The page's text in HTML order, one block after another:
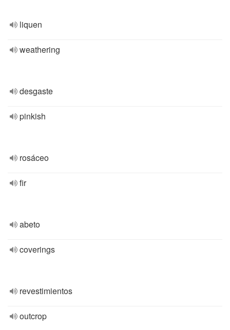
liquen
weathering
desgaste
pinkish
rosáceo
fir
abeto
coverings
revestimientos
outcrop